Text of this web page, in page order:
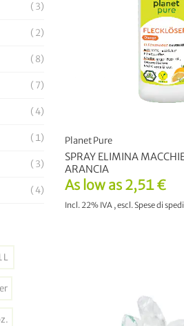
As low as 2,51 €
Incl. 22% IVA ,escl.Spese di
Planet Pure
SPRAY ELIMINA
ARANCIA
3
2
8
7
4
1
3
4
L